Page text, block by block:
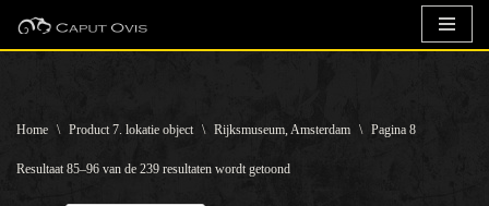
inhoud
Home \ Product 7. lokatie object \ Rijksmuseum, Amsterdam \ Pagina 8
Resultaat 85–96 van de 239 resultaten wordt getoond